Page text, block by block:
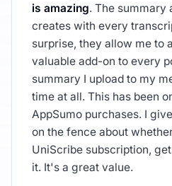
is amazing. The summary
creates with every
surprise, they allow me to
valuable add-on to every
summary I upload to my
time at all. This has been
AppSumo purchases. I
on the fence about
UniScribe subscription,
it. It's a great value.